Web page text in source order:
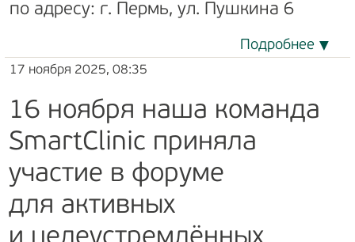
по адресу: г. Пермь, ул. Пушкина 6
Подробнее
17 ноября 2025, 08:35
16 ноября наша команда
SmartClinic приняла
участие в форуме
для активных